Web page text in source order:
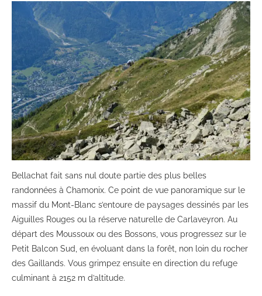
Bellachat fait sans nul doute partie des plus belles
randonnées à Chamonix. Ce point de vue panoramique sur le
massif du Mont-Blanc s’entoure de paysages dessinés par les
Aiguilles Rouges ou la réserve naturelle de Carlaveyron. Au
départ des Moussoux ou des Bossons, vous progressez sur le
Petit Balcon Sud, en évoluant dans la forêt, non loin du rocher
des Gaillands. Vous grimpez ensuite en direction du refuge
culminant à 2152 m d’altitude.